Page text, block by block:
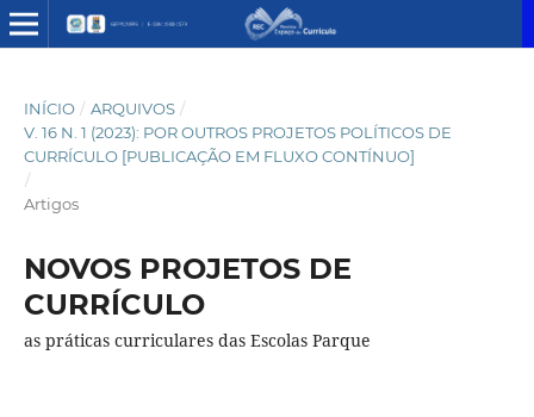
INÍCIO / ARQUIVOS /
V. 16 N. 1 (2023): POR OUTROS PROJETOS POLÍTICOS DE
CURRÍCULO [PUBLICAÇÃO EM FLUXO CONTÍNUO]
/
Artigos
NOVOS PROJETOS DE
CURRÍCULO
as práticas curriculares das Escolas Parque